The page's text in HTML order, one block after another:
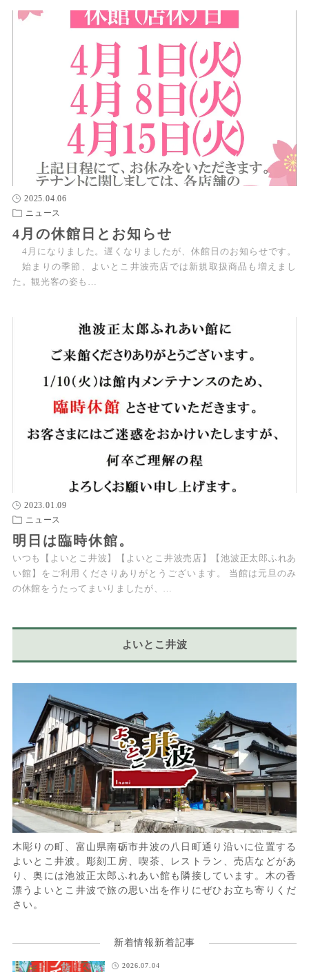
2025.04.06
ニュース
4月の休館日とお知らせ
4月になりました。遅くなりましたが、休館日のお知らせです。
始まりの季節、よいとこ井波売店では新規取扱商品も増えまし
た。観光客の姿も…
2023.01.09
ニュース
明日は臨時休館。
いつも【よいとこ井波】【よいとこ井波売店】【池波正太郎ふれあ
い館】をご利用くださりありがとうございます。 当館は元旦のみ
の休館をうたってまいりましたが、…
よいとこ井波
木彫りの町、富山県南砺市井波の八日町通り沿いに位置する
よいとこ井波。彫刻工房、喫茶、レストラン、売店などがあ
り、奥には池波正太郎ふれあい館も隣接しています。木の香
漂うよいとこ井波で旅の思い出を作りにぜひお立ち寄りくだ
さい。
新着情報新着記事
2026.07.04